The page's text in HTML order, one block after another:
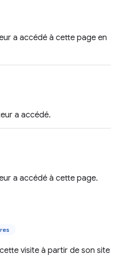
a accédé à cette page en
a accédé.
a accédé à cette page.
visite à partir de son site